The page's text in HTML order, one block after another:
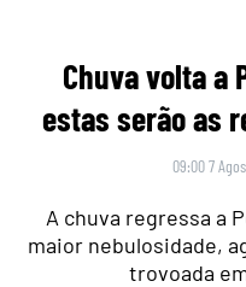
Chuva volta a
estas serão as
09:00 7
A chuva regressa a
maior nebulosidade,
trovoada